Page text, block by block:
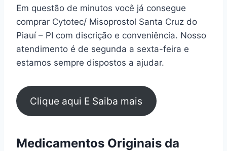
Em questão de minutos você já consegue
comprar Cytotec/ Misoprostol Santa Cruz do
Piauí – PI com discrição e conveniência. Nosso
atendimento é de segunda a sexta-feira e
estamos sempre dispostos a ajudar.
Clique aqui E Saiba mais
Medicamentos Originais da